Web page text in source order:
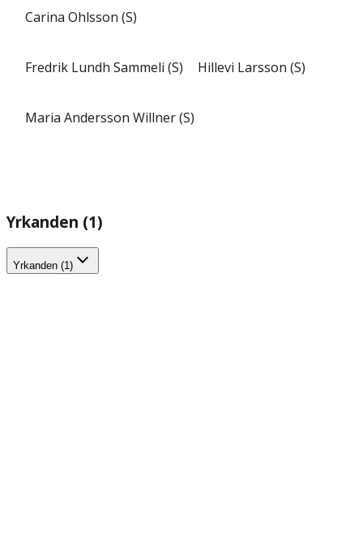
Carina Ohlsson (S)
Fredrik Lundh Sammeli (S) Hillevi Larsson (S)
Maria Andersson Willner (S)
Yrkanden (1)
Yrkanden (1)